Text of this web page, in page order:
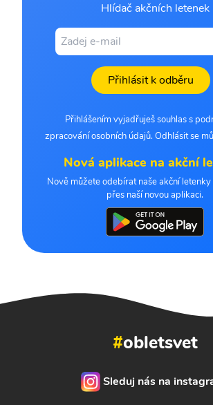
Hlídač akčních letenek
Přihlásit k odběru
Přihlášením vyjadřuješ souhlas s
zpracování osobních údajů. Odhlásit se
Nová aplikace na akční
Nově můžete odebírat naše akční
přes naší novou aplikaci.
#obletsvet
Sleduj nás na